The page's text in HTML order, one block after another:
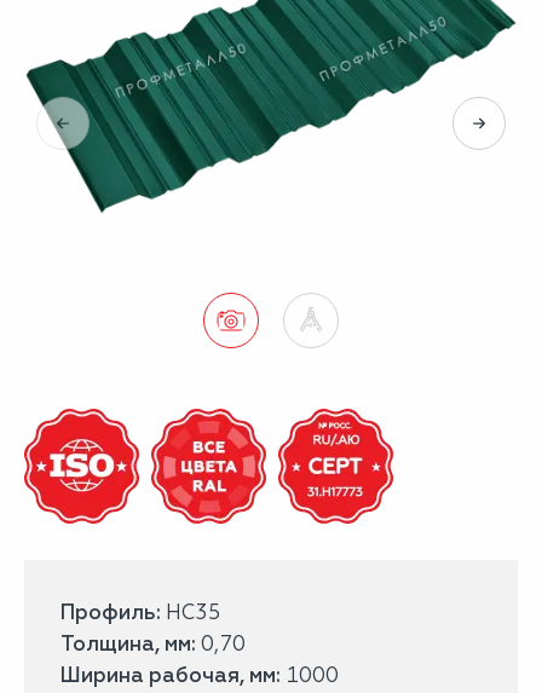
Профиль: НС35
Толщина, мм: 0,70
Ширина рабочая, мм: 1000